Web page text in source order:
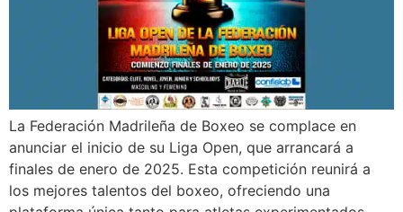
La Federación Madrileña de Boxeo se complace en
anunciar el inicio de su Liga Open, que arrancará a
finales de enero de 2025. Esta competición reunirá a
los mejores talentos del boxeo, ofreciendo una